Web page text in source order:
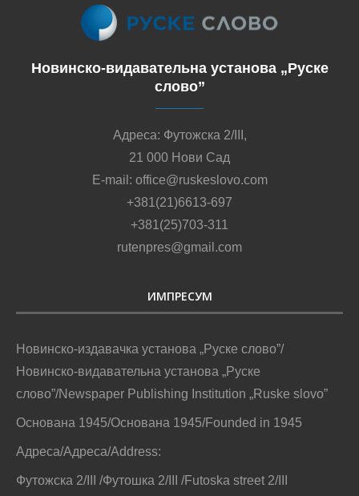
Новинско-видавательна установа „Руске
слово”
Адреса: Футожска 2/III,
21 000 Нови Сад
E-mail: office@ruskeslovo.com
+381(21)6613-697
+381(25)703-311
rutenpres@gmail.com
ИМПРЕСУМ
Новинско-издавачка установа „Руске слово”/
Новинско-видавательна установа „Руске
слово”/Newspaper Publishing Institution „Ruske slovo”
Основана 1945/Основана 1945/Founded in 1945
Адреса/Адреса/Address:
Футожска 2/III /Футошка 2/III /Futoska street 2/III